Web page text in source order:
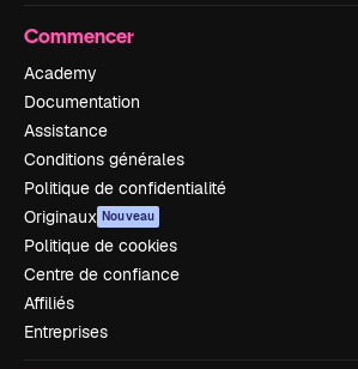
Commencer
Academy
Documentation
Assistance
Conditions générales
Politique de confidentialité
Originaux Nouveau
Politique de cookies
Centre de confiance
Affiliés
Entreprises